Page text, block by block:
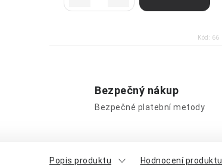
Kód: 66
Bezpečný nákup
Bezpečné platební metody
Popis produktu Hodnocení produktu